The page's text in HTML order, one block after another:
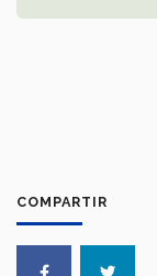
COMPARTIR